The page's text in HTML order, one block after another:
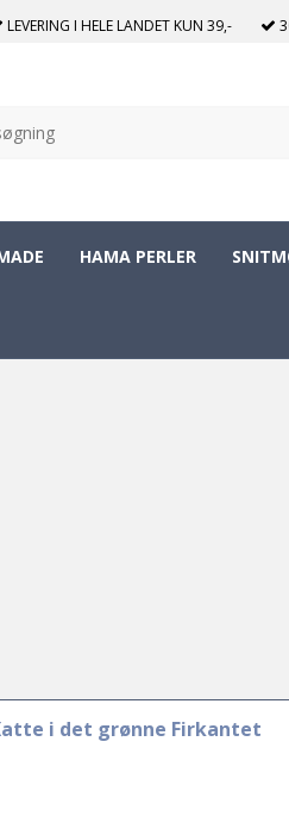
LEVERING I HELE LANDET KUN 39,-
HAMA PERLER
i det grønne Firkantet